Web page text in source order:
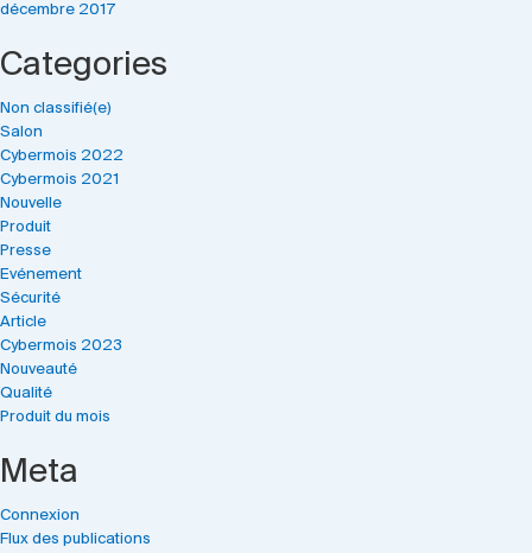
décembre 2017
Categories
Non classifié(e)
Salon
Cybermois 2022
Cybermois 2021
Nouvelle
Produit
Presse
Evénement
Sécurité
Article
Cybermois 2023
Nouveauté
Qualité
Produit du mois
Meta
Connexion
Flux des publications